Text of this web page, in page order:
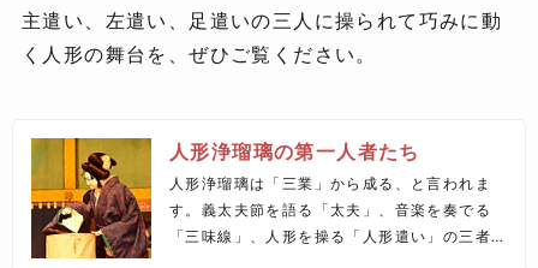
主遣い、左遣い、足遣いの三人に操られて巧みに動
く人形の舞台を、ぜひご覧ください。
人形浄瑠璃の第一人者たち
人形浄瑠璃は「三業」から成る、と言われま
す。義太夫節を語る「太夫」、音楽を奏でる
「三味線」、人形を操る「人形遣い」の三者